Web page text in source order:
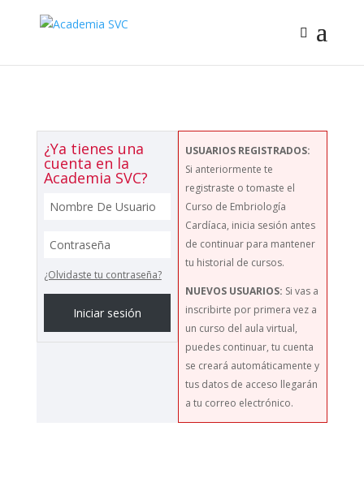
¿Ya tienes una
cuenta en la
Academia SVC?
¿Olvidaste tu contraseña?
Iniciar sesión
USUARIOS REGISTRADOS:
Si anteriormente te
registraste o tomaste el
Curso de Embriología
Cardíaca, inicia sesión antes
de continuar para mantener
tu historial de cursos.
NUEVOS USUARIOS: Si vas a
inscribirte por primera vez a
un curso del aula virtual,
puedes continuar, tu cuenta
se creará automáticamente y
tus datos de acceso llegarán
a tu correo electrónico.